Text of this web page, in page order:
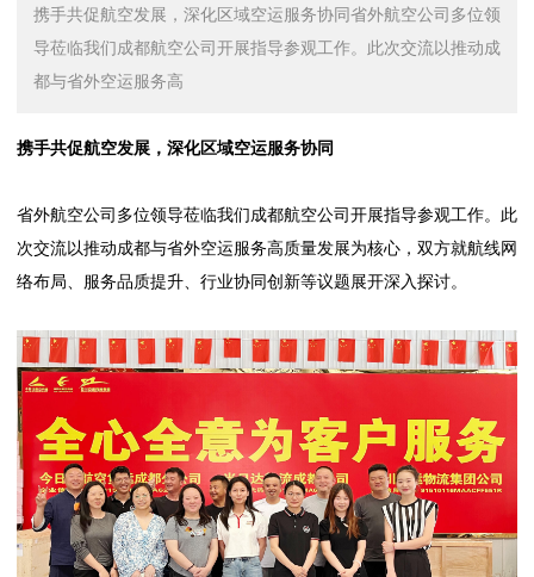
携手共促航空发展，深化区域空运服务协同省外航空公司多位领
导莅临我们成都航空公司开展指导参观工作。此次交流以推动成
都与省外空运服务高
携手共促航空发展，深化区域空运服务协同
省外航空公司多位领导莅临我们成都航空公司开展指导参观工作。此
次交流以推动成都与省外空运服务高质量发展为核心，双方就航线网
络布局、服务品质提升、行业协同创新等议题展开深入探讨。